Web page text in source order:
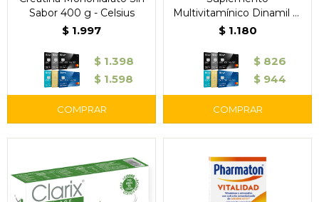
Sabor 400 g - Celsius
$ 1.997
$ 1.398
$ 1.598
Multivitamínico Dinamil M
30 Cápsulas Blandas -
$ 1.180
$ 826
$ 944